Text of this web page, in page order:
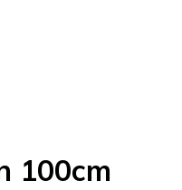
100cm